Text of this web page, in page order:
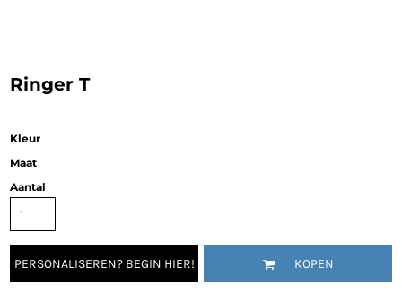
Ringer T
Kleur
Maat
Aantal
PERSONALISEREN? BEGIN HIER! KOPEN